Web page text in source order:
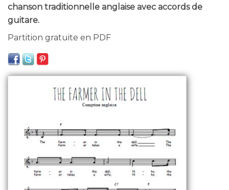
chanson traditionnelle anglaise avec accords de
guitare.
Partition gratuite en PDF